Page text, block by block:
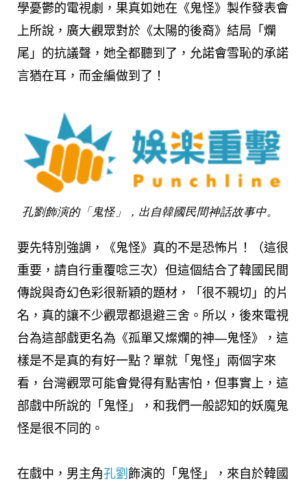
學憂鬱的電視劇，果真如她在《鬼怪》製作發表會
上所說，廣大觀眾對於《太陽的後裔》結局「爛
尾」的抗議聲，她全都聽到了，允諾會雪恥的承諾
言猶在耳，而金編做到了！
孔劉飾演的「鬼怪」，出自韓國民間神話故事中。
要先特別強調，《鬼怪》真的不是恐怖片！（這很
重要，請自行重覆唸三次）但這個結合了韓國民間
傳說與奇幻色彩很新穎的題材，「很不親切」的片
名，真的讓不少觀眾都退避三舍。所以，後來電視
台為這部戲更名為《孤單又燦爛的神—鬼怪》，這
樣是不是真的有好一點？單就「鬼怪」兩個字來
看，台灣觀眾可能會覺得有點害怕，但事實上，這
部戲中所說的「鬼怪」，和我們一般認知的妖魔鬼
怪是很不同的。
在戲中，男主角孔劉 飾演的「鬼怪」，來自於韓國